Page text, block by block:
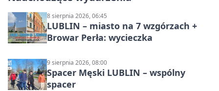
8 sierpnia 2026, 06:45
LUBLIN – miasto na 7 wzgórzach +
Browar Perła: wycieczka
9 sierpnia 2026, 08:00
Spacer Męski LUBLIN – wspólny
spacer